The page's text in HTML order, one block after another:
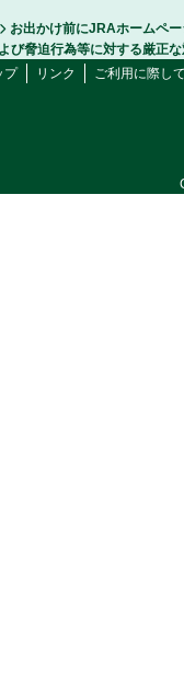
お出かけ前にJRAホームペ
び脅迫行為等に対する厳正
プ リンク ご利用に際し